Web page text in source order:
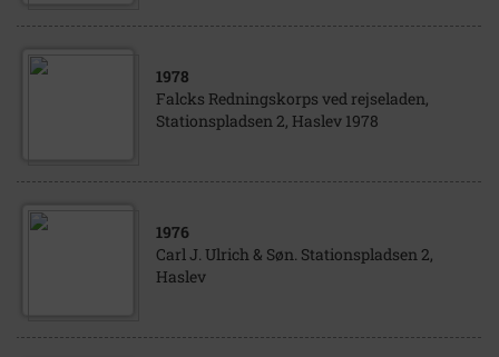
1978
Falcks Redningskorps ved rejseladen,
Stationspladsen 2, Haslev 1978
1976
Carl J. Ulrich & Søn. Stationspladsen 2,
Haslev